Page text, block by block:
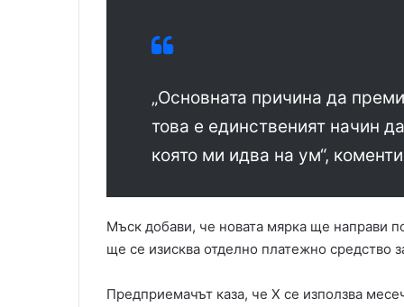
„Основната причина да
това е единственият начин
която ми идва на ум“,
Мъск добави, че новата мярка ще направи
ще се изисква отделно платежно средство
Предприемачът каза, че X се използва